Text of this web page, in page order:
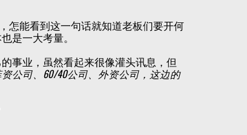
怎能看到这一句话就知道老板们要开何
是一大考量。
事业，虽然看起来很像灌头讯息，但
公司、60/40公司、外资公司，这边的